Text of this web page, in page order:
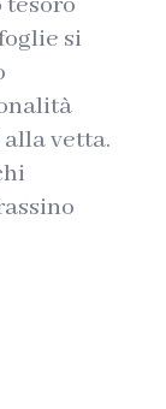
si
vetta.